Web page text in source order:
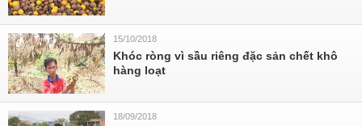
15/10/2018
Khóc ròng vì sầu riêng đặc sản chết khô
hàng loạt
18/09/2018